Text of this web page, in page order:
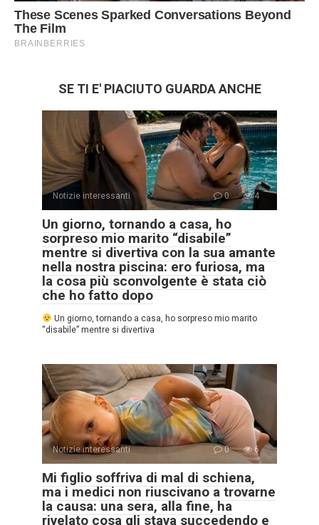
SE TI E' PIACIUTO GUARDA ANCHE
Notizie interessanti 0 4
Un giorno, tornando a casa, ho
sorpreso mio marito “disabile”
mentre si divertiva con la sua amante
nella nostra piscina: ero furiosa, ma
la cosa più sconvolgente è stata ciò
che ho fatto dopo
Un giorno, tornando a casa, ho sorpreso mio marito
“disabile” mentre si divertiva
Notizie interessanti 0 6
Mi figlio soffriva di mal di schiena,
ma i medici non riuscivano a trovarne
la causa: una sera, alla fine, ha
rivelato cosa gli stava succedendo e